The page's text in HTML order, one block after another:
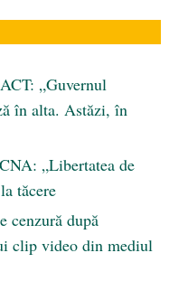
„Guvernul
în alta. Astăzi, în
„Libertatea de
tăcere
cenzură după
clip video din mediul